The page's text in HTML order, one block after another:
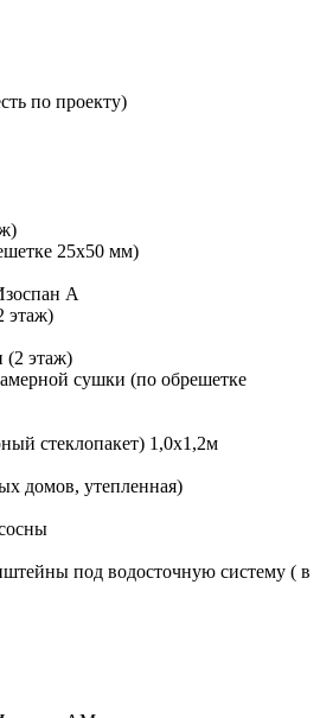
по проекту)
25х50 мм)
А
этаж)
(2 этаж)
сушки (по обрешетке
стеклопакет) 1,0х1,2м
домов, утепленная)
под водосточную систему ( в